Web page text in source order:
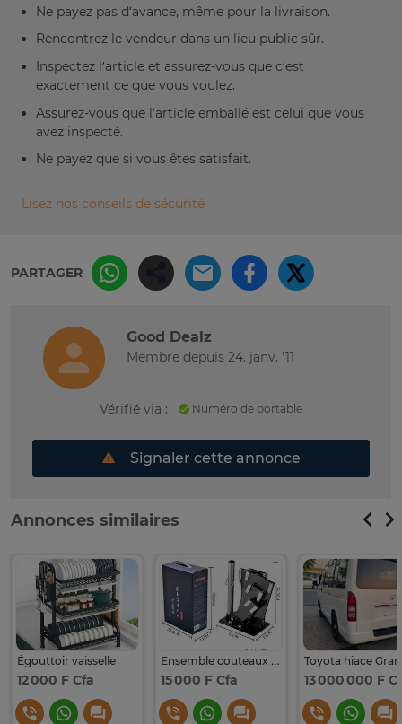
Ne payez pas d’avance, même pour la livraison.
Rencontrez le vendeur dans un lieu public sûr.
Inspectez l’article et assurez-vous que c’est
exactement ce que vous voulez.
Assurez-vous que l’article emballé est celui que vous
avez inspecté.
Ne payez que si vous êtes satisfait.
Lisez nos conseils de sécurité
PARTAGER
Good Dealz
Membre depuis 24. janv. '11
Vérifié via : Numéro de portable
Signaler cette annonce
Annonces similaires
Égouttoir vaisselle
12 000 F Cfa
Ensemble couteaux grand model
15 000 F Cfa 13 000 000 F